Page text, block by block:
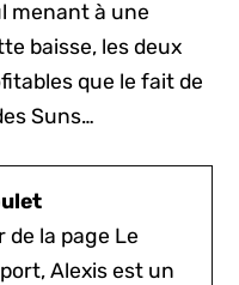
menant à une
baisse, les deux
que le fait de
Suns…
de la page Le
Alexis est un